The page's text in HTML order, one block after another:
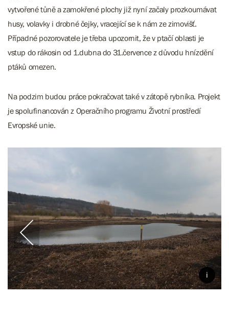
vytvořené tůně a zamokřené plochy již nyní začaly prozkoumávat
husy, volavky i drobné čejky, vracející se k nám ze zimovišť.
Případné pozorovatele je třeba upozornit, že v ptačí oblasti je
vstup do rákosin od 1.dubna do 31.července z důvodu hnízdění
ptáků omezen.
Na podzim budou práce pokračovat také v zátopě rybníka. Projekt
je spolufinancován z Operačního programu Životní prostředí
Evropské unie.